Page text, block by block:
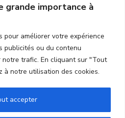
grande importance à
pour améliorer votre expérience
publicités ou du contenu
trafic. En cliquant sur "Tout
à notre utilisation des cookies.
accepter
confiance